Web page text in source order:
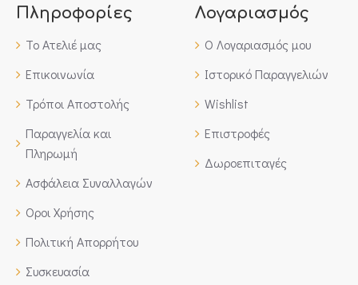
Πληροφορίες
Το Ατελιέ μας
Επικοινωνία
Τρόποι Αποστολής
Παραγγελία και
Πληρωμή
Ασφάλεια Συναλλαγών
Οροι Χρήσης
Πολιτική Απορρήτου
Συσκευασία
Λογαριασμός
Ο Λογαριασμός μου
Ιστορικό Παραγγελιών
Wishlist
Επιστροφές
Δωροεπιταγές